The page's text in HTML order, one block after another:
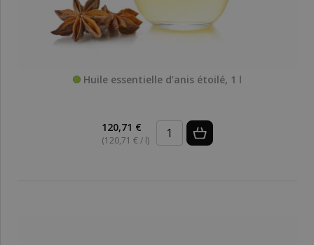
Huile essentielle d’anis étoilé, 1 l
120,71 €
(120,71 € / l)